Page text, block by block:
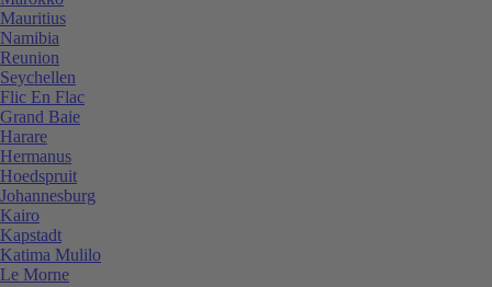
Mauritius
Namibia
Reunion
Seychellen
Flic En Flac
Grand Baie
Harare
Hermanus
Hoedspruit
Johannesburg
Kairo
Kapstadt
Katima Mulilo
Le Morne